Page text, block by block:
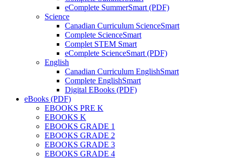
eComplete SummerSmart (PDF)
Science
Canadian Curriculum ScienceSmart
Complete ScienceSmart
Complet STEM Smart
eComplete ScienceSmart (PDF)
English
Canadian Curriculum EnglishSmart
Complete EnglishSmart
Digital EBooks (PDF)
eBooks (PDF)
EBOOKS PRE K
EBOOKS K
EBOOKS GRADE 1
EBOOKS GRADE 2
EBOOKS GRADE 3
EBOOKS GRADE 4